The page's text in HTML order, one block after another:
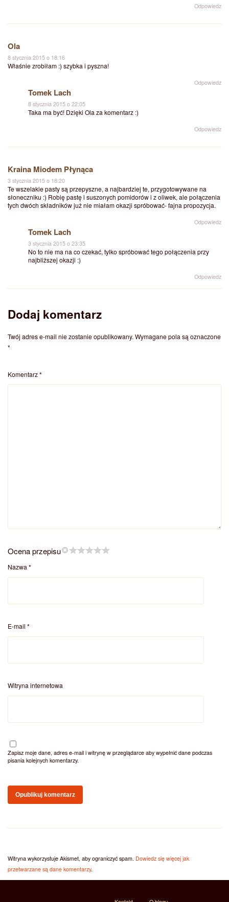
Odpowiedz
Ola
8 stycznia 2015 o 18:16
Właśnie zrobiłam :) szybka i pyszna!
Odpowiedz
Tomek Lach
8 stycznia 2015 o 22:05
Taka ma być! Dzięki Ola za komentarz :)
Odpowiedz
Kraina Miodem Płynąca
3 stycznia 2015 o 18:20
Te wszelakie pasty są przepyszne, a najbardziej te, przygotowywane na
słoneczniku :) Robię pastę i suszonych pomidorów i z oliwek, ale połączenia
tych dwóch składników już nie miałam okazji spróbować- fajna propozycja.
Odpowiedz
Tomek Lach
3 stycznia 2015 o 23:35
No to nie ma na co czekać, tylko spróbować tego połączenia przy
najbliższej okazji :)
Odpowiedz
Dodaj komentarz
Twój adres e-mail nie zostanie opublikowany. Wymagane pola są oznaczone
*
Komentarz*
Ocena przepisu
Nazwa *
E-mail *
Witryna internetowa
Zapisz moje dane, adres e-mail i witrynę w przeglądarce aby wypełnić dane podczas
pisania kolejnych komentarzy.
Witryna wykorzystuje Akismet, aby ograniczyć spam. Dowiedz się więcej jak
przetwarzane są dane komentarzy.